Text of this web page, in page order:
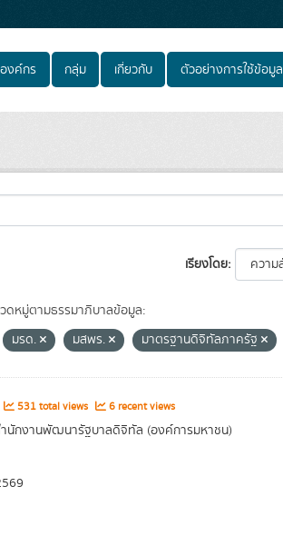
องค์กร กลุ่ม เกี่ยวกับ ตัวอย่างการใช้ข้อมูล
เรียงโดย
ดหมู่ตามธรรมาภิบาลข้อมูล:
มรด. มสพร. มาตรฐานดิจิทัลภาครัฐ
531 total views 6 recent views
นักงานพัฒนารัฐบาลดิจิทัล (องค์การมหาชน)